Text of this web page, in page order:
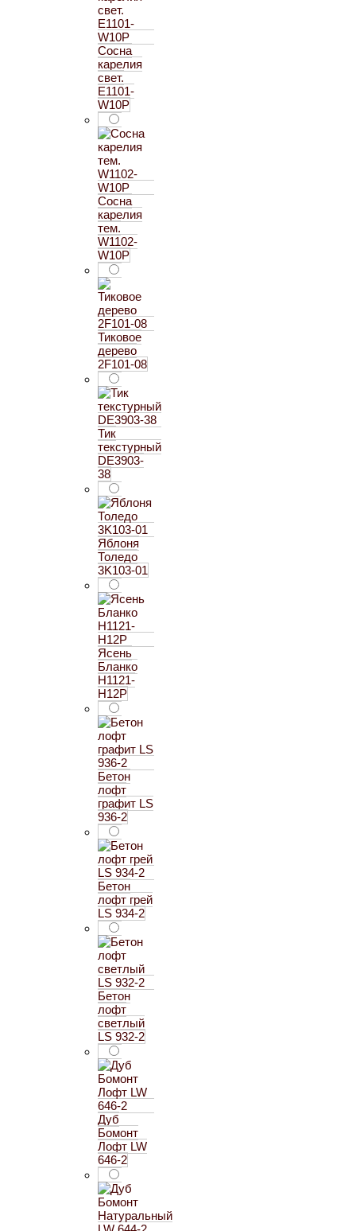
Сосна
карелия
свет.
E1101-
W10P
Сосна
карелия
тем.
W1102-
W10P
Тиковое
дерево
2F101-08
Тик
текстурный
DE3903-
38
Яблоня
Толедо
3K103-01
Ясень
Бланко
H1121-
H12P
Бетон
лофт
графит LS
936-2
Бетон
лофт грей
LS 934-2
Бетон
лофт
светлый
LS 932-2
Дуб
Бомонт
Лофт LW
646-2